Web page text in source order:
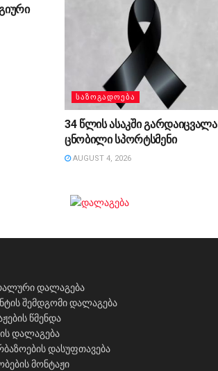
ᲡᲐᲖᲝᲒᲐᲓᲝᲔᲑᲐ
34 წლის ასაკში გარდაიცვალა
ცნობილი სპორტსმენი
AUGUST 4, 2026
დალაგება
შემდგომი დალაგება
წმენდა
დალაგება
დასუფთავება
მონტაჟი